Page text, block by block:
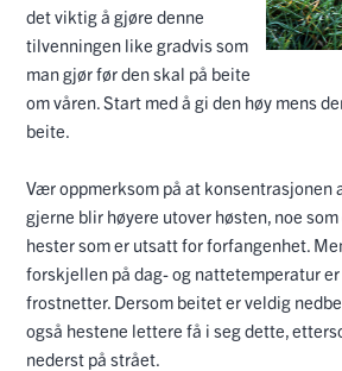
det viktig å gjøre denne
tilvenningen like gradvis som
man gjør før den skal på beite
om våren. Start med å gi den høy mens
beite.
Vær oppmerksom på at konsentrasjonen
gjerne blir høyere utover høsten, noe
hester som er utsatt for forfangenhet.
forskjellen på dag- og nattetemperatur
frostnetter. Dersom beitet er veldig
også hestene lettere få i seg dette,
nederst på strået.